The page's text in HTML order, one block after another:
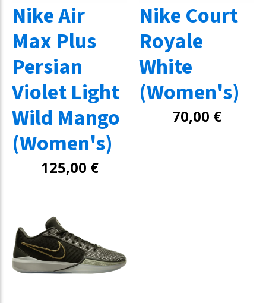
Nike Air
Max Plus
Persian
Violet Light
Wild Mango
(Women's)
125,00 €
Nike Court
Royale
White
(Women's)
70,00 €